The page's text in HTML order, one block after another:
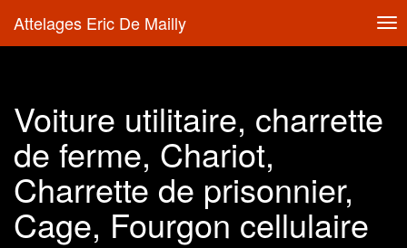
Attelages Eric De Mailly
Voiture utilitaire, charrette
de ferme, Chariot,
Charrette de prisonnier,
Cage, Fourgon cellulaire